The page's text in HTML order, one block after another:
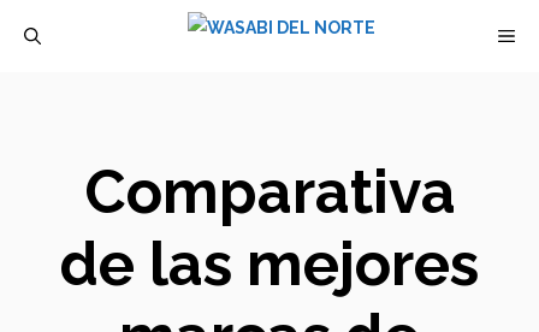
Comparativa
de las mejores